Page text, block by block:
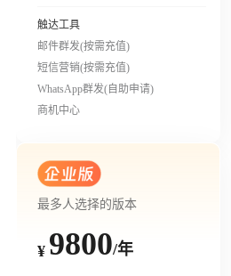
触达工具
邮件群发(按需充值)
短信营销(按需充值)
WhatsApp群发(自助申请)
商机中心
最多人选择的版本
¥ 9800/年